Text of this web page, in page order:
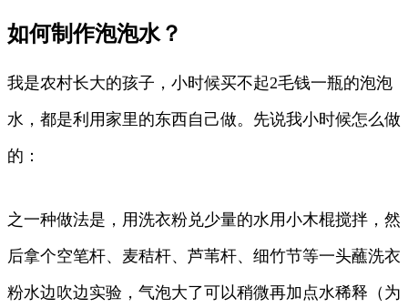
如何制作泡泡水？
我是农村长大的孩子，小时候买不起2毛钱一瓶的泡泡
水，都是利用家里的东西自己做。先说我小时候怎么做
的：
之一种做法是，用洗衣粉兑少量的水用小木棍搅拌，然
后拿个空笔杆、麦秸杆、芦苇杆、细竹节等一头蘸洗衣
粉水边吹边实验，气泡大了可以稍微再加点水稀释（为